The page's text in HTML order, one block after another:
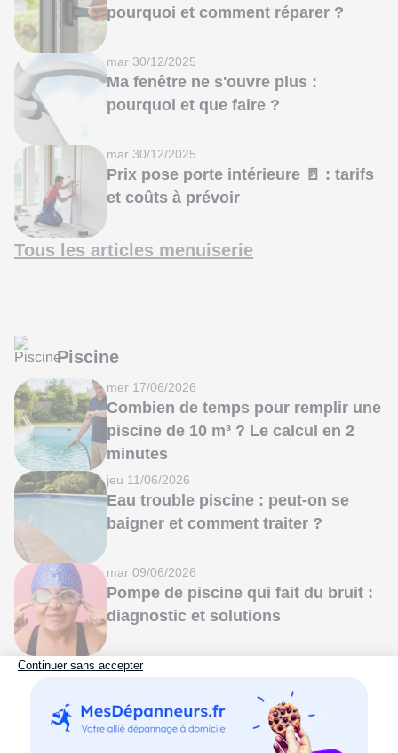
pourquoi et comment réparer ?
mar 30/12/2025
Ma fenêtre ne s'ouvre plus :
pourquoi et que faire ?
mar 30/12/2025
Prix pose porte intérieure 🚪 : tarifs
et coûts à prévoir
Tous les articles menuiserie
Piscine
mer 17/06/2026
Combien de temps pour remplir une
piscine de 10 m³ ? Le calcul en 2
minutes
jeu 11/06/2026
Eau trouble piscine : peut-on se
baigner et comment traiter ?
mar 09/06/2026
Pompe de piscine qui fait du bruit :
diagnostic et solutions
Tous les articles piscine